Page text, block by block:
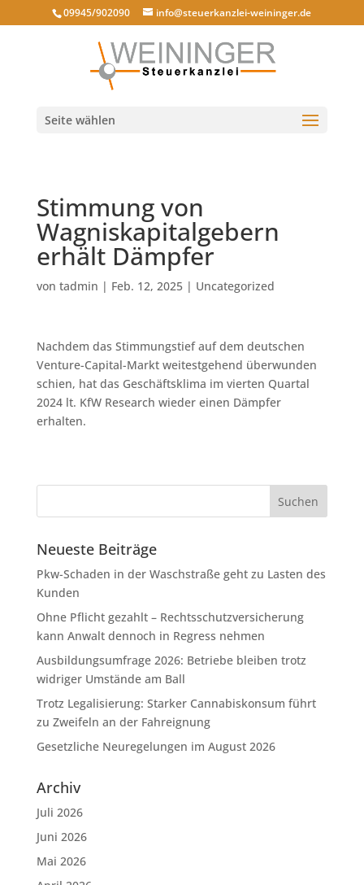
09945/902090 info@steuerkanzlei-weininger.de
Seite wählen
Stimmung von
Wagniskapitalgebern
erhält Dämpfer
von tadmin | Feb. 12, 2025| Uncategorized
Nachdem das Stimmungstief auf dem deutschen
Venture-Capital-Markt weitestgehend überwunden
schien, hat das Geschäftsklima im vierten Quartal
2024 lt. KfW Research wieder einen Dämpfer
erhalten.
Neueste Beiträge
Pkw-Schaden in der Waschstraße geht zu Lasten des
Kunden
Ohne Pflicht gezahlt – Rechtsschutzversicherung
kann Anwalt dennoch in Regress nehmen
Ausbildungsumfrage 2026: Betriebe bleiben trotz
widriger Umstände am Ball
Trotz Legalisierung: Starker Cannabiskonsum führt
zu Zweifeln an der Fahreignung
Gesetzliche Neuregelungen im August 2026
Archiv
Juli 2026
Juni 2026
Mai 2026